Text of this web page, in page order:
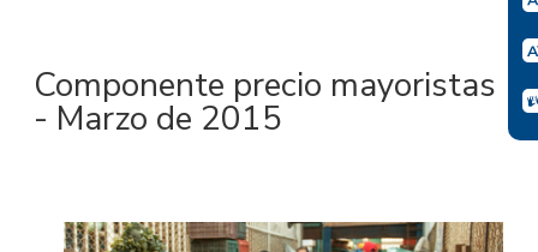
Componente precio mayoristas
- Marzo de 2015